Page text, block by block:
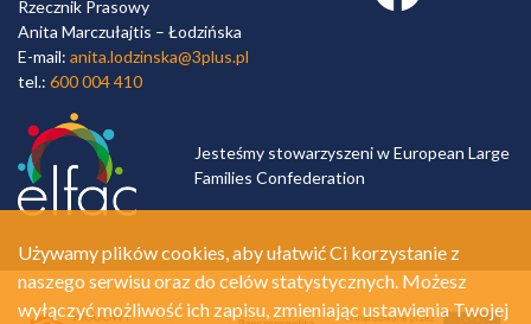
Rzecznik Prasowy
Anita Marczułajtis – Łodzińska
E-mail: anita.lodzinska@3plus.pl
tel.: 600 004 410
Jesteśmy stowarzyszeni w European Large
Families Confederation
Używamy plików cookies, aby ułatwić Ci korzystanie z
naszego serwisu oraz do celów statystycznych. Możesz
wyłączyć możliwość ich zapisu, zmieniając ustawienia Twojej